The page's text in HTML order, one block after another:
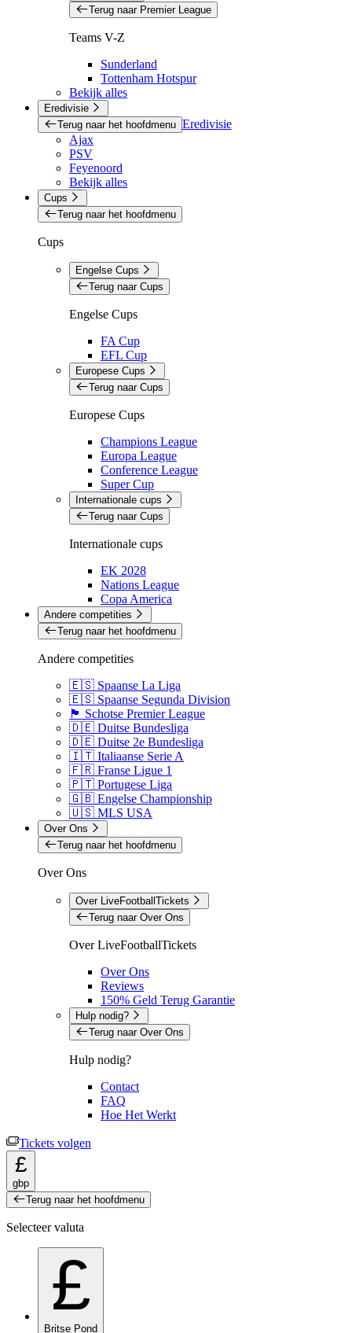
Terug naar Premier League
Teams V-Z
Sunderland
Tottenham Hotspur
Bekijk alles
Eredivisie
Terug naar het hoofdmenu Eredivisie
Ajax
PSV
Feyenoord
Bekijk alles
Cups
Terug naar het hoofdmenu
Cups
Engelse Cups
Terug naar Cups
Engelse Cups
FA Cup
EFL Cup
Europese Cups
Terug naar Cups
Europese Cups
Champions League
Europa League
Conference League
Super Cup
Internationale cups
Terug naar Cups
Internationale cups
EK 2028
Nations League
Copa America
Andere competities
Terug naar het hoofdmenu
Andere competities
🇪🇸 Spaanse La Liga
🇪🇸 Spaanse Segunda Division
🏴󠁧󠁢󠁳󠁣󠁴󠁿 Schotse Premier League
🇩🇪 Duitse Bundesliga
🇩🇪 Duitse 2e Bundesliga
🇮🇹 Italiaanse Serie A
🇫🇷 Franse Ligue 1
🇵🇹 Portugese Liga
🇬🇧 Engelse Championship
🇺🇸 MLS USA
Over Ons
Terug naar het hoofdmenu
Over Ons
Over LiveFootballTickets
Terug naar Over Ons
Over LiveFootballTickets
Over Ons
Reviews
150% Geld Terug Garantie
Hulp nodig?
Terug naar Over Ons
Hulp nodig?
Contact
FAQ
Hoe Het Werkt
Tickets volgen
£
gbp
Terug naar het hoofdmenu
Selecteer valuta
£
Britse Pond